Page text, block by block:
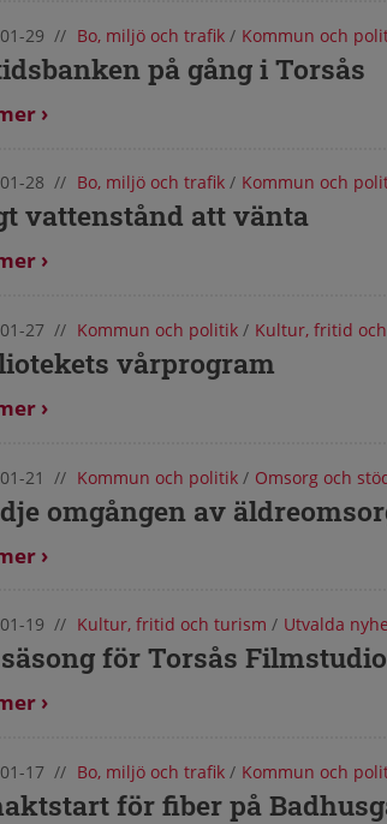
från Torsås
29 // Bo, miljö och trafik / Kommun och
på gång i Torsås
28 // Bo, miljö och trafik / Kommun och
vattenstånd att vänta
27 // Kommun och politik / Kultur, fritid
vårprogram
21 // Kommun och politik / Omsorg och
omgången av
19 // Kultur, fritid och turism / Utvalda
för Torsås Filmstudio
17 // Bo, miljö och trafik / Kommun och
för fiber på